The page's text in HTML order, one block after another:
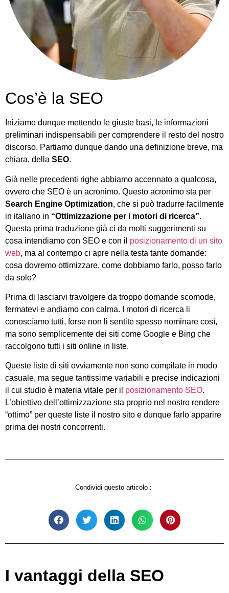
Cos’è la SEO
Iniziamo dunque mettendo le giuste basi, le informazioni
preliminari indispensabili per comprendere il resto del nostro
discorso. Partiamo dunque dando una definizione breve, ma
chiara, della SEO.
Già nelle precedenti righe abbiamo accennato a qualcosa,
ovvero che SEO è un acronimo. Questo acronimo sta per
Search Engine Optimization, che si può tradurre facilmente
in italiano in “Ottimizzazione per i motori di ricerca”.
Questa prima traduzione già ci da molti suggerimenti su
cosa intendiamo con SEO e con il posizionamento di un sito
web, ma al contempo ci apre nella testa tante domande:
cosa dovremo ottimizzare, come dobbiamo farlo, posso farlo
da solo?
Prima di lasciarvi travolgere da troppo domande scomode,
fermatevi e andiamo con calma. I motori di ricerca li
conosciamo tutti, forse non li sentite spesso nominare così,
ma sono semplicemente dei siti come Google e Bing che
raccolgono tutti i siti online in liste.
Queste liste di siti ovviamente non sono compilate in modo
casuale, ma segue tantissime variabili e precise indicazioni
il cui studio è materia vitale per il posizionamento SEO.
L’obiettivo dell’ottimizzazione sta proprio nel nostro rendere
“ottimo” per queste liste il nostro sito e dunque farlo apparire
prima dei nostri concorrenti.
Condividi questo articolo :
I vantaggi della SEO